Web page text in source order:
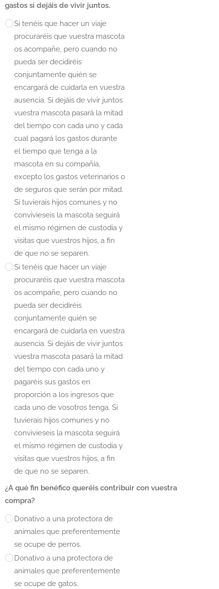
gastos si dejáis de vivir juntos.
Si tenéis que hacer un viaje
procuraréis que vuestra mascota
os acompañe, pero cuando no
pueda ser decidiréis
conjuntamente quién se
encargará de cuidarla en vuestra
ausencia. Si dejáis de vivir juntos
vuestra mascota pasará la mitad
del tiempo con cada uno y cada
cual pagará los gastos durante
el tiempo que tenga a la
mascota en su compañía,
excepto los gastos veterinarios o
de seguros que serán por mitad.
Si tuvierais hijos comunes y no
convivieseis la mascota seguirá
el mismo régimen de custodia y
visitas que vuestros hijos, a fin
de que no se separen.
Si tenéis que hacer un viaje
procuraréis que vuestra mascota
os acompañe, pero cuando no
pueda ser decidiréis
conjuntamente quién se
encargará de cuidarla en vuestra
ausencia. Si dejáis de vivir juntos
vuestra mascota pasará la mitad
del tiempo con cada uno y
pagaréis sus gastos en
proporción a los ingresos que
cada uno de vosotros tenga. Si
tuvierais hijos comunes y no
convivieseis la mascota seguirá
el mismo régimen de custodia y
visitas que vuestros hijos, a fin
de que no se separen.
¿A qué fin benéfico queréis contribuir con vuestra
compra?
Donativo a una protectora de
animales que preferentemente
se ocupe de perros.
Donativo a una protectora de
animales que preferentemente
se ocupe de gatos.